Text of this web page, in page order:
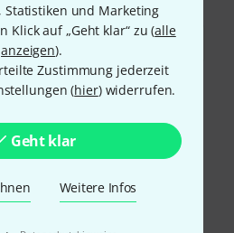
Statistiken und Marketing
Klick auf „Geht klar“ zu (alle
anzeigen).
Zustimmung jederzeit
(hier) widerrufen.
Geht klar
Weitere Infos
sicher per Nachnahme,
Pay,Klarna Sofort bezahlen
,
Kreditkarte.